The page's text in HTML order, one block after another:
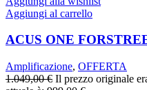
Aggiungi al carrello
ACUS ONE
Amplificazione, OFFERTA
1.049,00€ Il prezzo originale